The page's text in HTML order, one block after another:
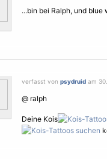
...bin bei Ralph, und
verfasst von psydruid am
@ ralph
Deine Kois